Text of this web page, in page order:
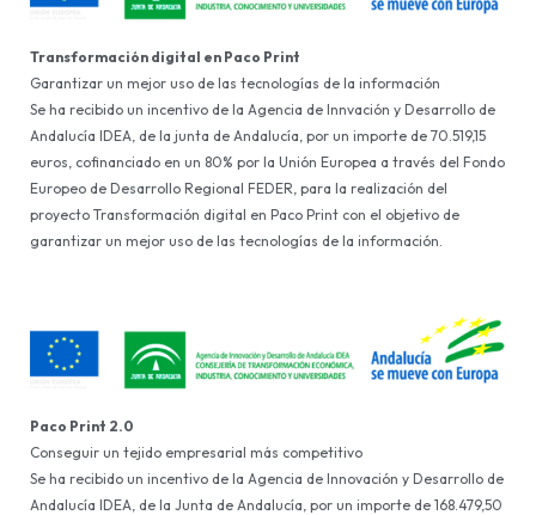
Transformación digital en Paco Print
Garantizar un mejor uso de las tecnologías de la información
Se ha recibido un incentivo de la Agencia de Innvación y Desarrollo de
Andalucía IDEA, de la junta de Andalucía, por un importe de 70.519,15
euros, cofinanciado en un 80% por la Unión Europea a través del Fondo
Europeo de Desarrollo Regional FEDER, para la realización del
proyecto Transformación digital en Paco Print con el objetivo de
garantizar un mejor uso de las tecnologías de la información.
Paco Print 2.0
Conseguir un tejido empresarial más competitivo
Se ha recibido un incentivo de la Agencia de Innovación y Desarrollo de
Andalucía IDEA, de la Junta de Andalucía, por un importe de 168.479,50